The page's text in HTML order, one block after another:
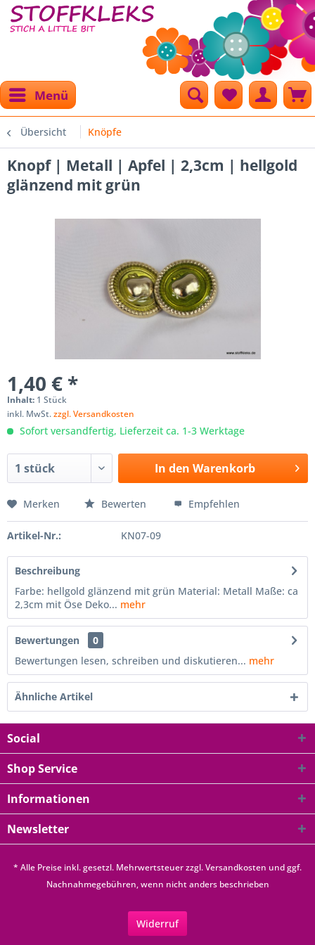
Menü
Übersicht Knöpfe
Knopf | Metall | Apfel | 2,3cm | hellgold
glänzend mit grün
1,40 € *
Inhalt: 1 Stück
inkl. MwSt.zzgl. Versandkosten
Sofort versandfertig, Lieferzeit ca. 1-3 Werktage
In den Warenkorb
Merken Bewerten Empfehlen
Artikel-Nr.: KN07-09
Beschreibung
Farbe: hellgold glänzend mit grün Material: Metall Maße: ca
2,3cm mit Öse Deko... mehr
Bewertungen
0
Bewertungen lesen, schreiben und diskutieren... mehr
Ähnliche Artikel
Social
Shop Service
Informationen
Newsletter
* Alle Preise inkl. gesetzl. Mehrwertsteuer zzgl.Versandkosten und ggf.
Nachnahmegebühren, wenn nicht anders beschrieben
Widerruf